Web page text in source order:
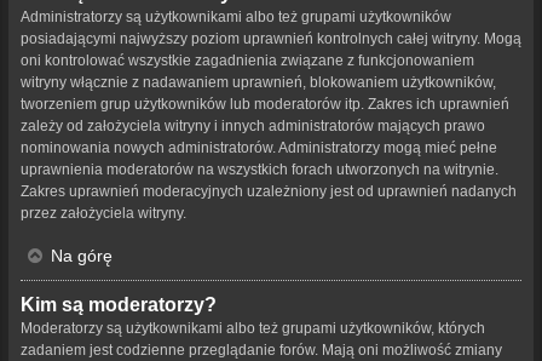
Administratorzy są użytkownikami albo też grupami użytkowników
posiadającymi najwyższy poziom uprawnień kontrolnych całej witryny. Mogą
oni kontrolować wszystkie zagadnienia związane z funkcjonowaniem
witryny włącznie z nadawaniem uprawnień, blokowaniem użytkowników,
tworzeniem grup użytkowników lub moderatorów itp. Zakres ich uprawnień
zależy od założyciela witryny i innych administratorów mających prawo
nominowania nowych administratorów. Administratorzy mogą mieć pełne
uprawnienia moderatorów na wszystkich forach utworzonych na witrynie.
Zakres uprawnień moderacyjnych uzależniony jest od uprawnień nadanych
przez założyciela witryny.
Na górę
Kim są moderatorzy?
Moderatorzy są użytkownikami albo też grupami użytkowników, których
zadaniem jest codzienne przeglądanie forów. Mają oni możliwość zmiany